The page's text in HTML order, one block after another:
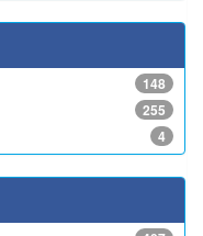
148
255
4